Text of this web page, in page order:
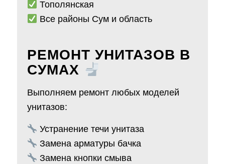
Тополянская
Все районы Сум и область
РЕМОНТ УНИТАЗОВ В
СУМАХ
Выполняем ремонт любых моделей
унитазов:
Устранение течи унитаза
Замена арматуры бачка
Замена кнопки смыва